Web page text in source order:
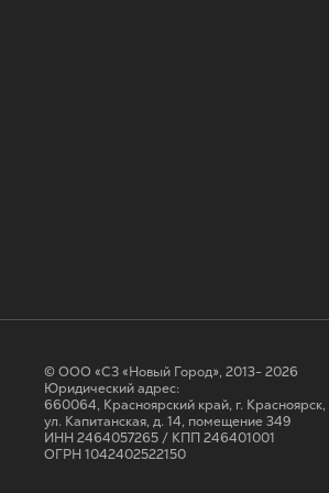
© ООО «СЗ «Новый Город», 2013- 2026
Юридический адрес:
660064, Красноярский край, г. Красноярск,
ул. Капитанская, д. 14, помещение 349
ИНН 2464057265 / КПП 246401001
ОГРН 1042402522150